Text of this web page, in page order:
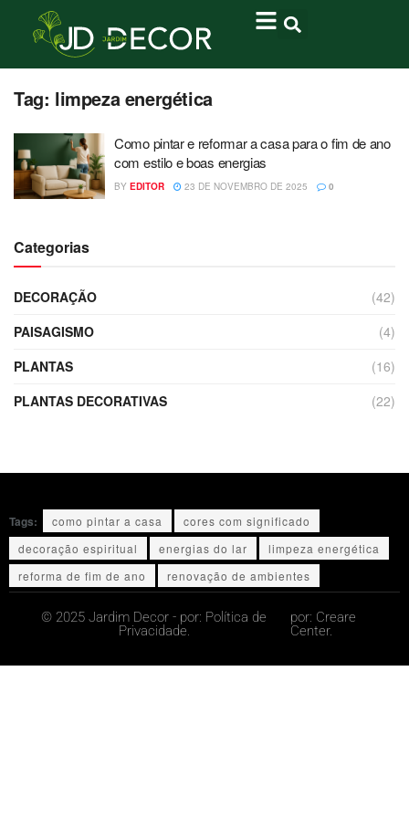
Tag: limpeza energética
Como pintar e reformar a casa para o fim de ano
com estilo e boas energias
BY EDITOR 23 DE NOVEMBRO DE 2025 0
Categorias
DECORAÇÃO
(42)
PAISAGISMO
(4)
PLANTAS
(16)
PLANTAS DECORATIVAS
(22)
Tags: como pintar a casa
cores com significado
decoração espiritual
energias do lar
limpeza energética
reforma de fim de ano
renovação de ambientes
© 2025 Jardim Decor - por: Política de
Privacidade.
por: Creare
Center.